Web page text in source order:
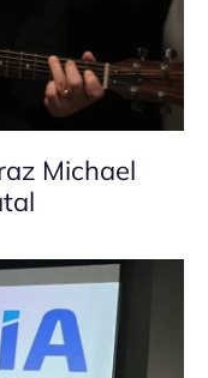
Michael